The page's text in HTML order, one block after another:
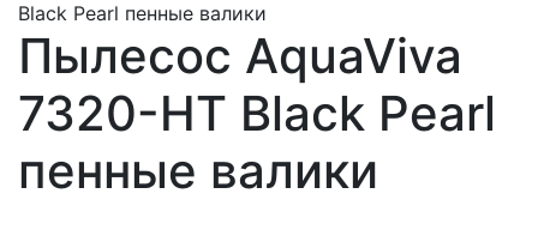
Black Pearl пенные валики
Пылесос AquaViva
7320-HT Black Pearl
пенные валики